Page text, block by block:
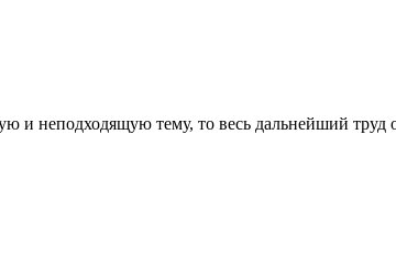
и неподходящую тему, то весь дальнейший